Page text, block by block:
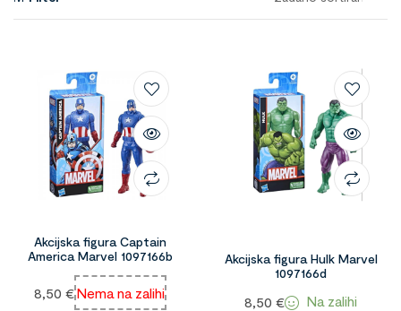
Akcijska figura Captain
America Marvel 1097166b
8,50 €Nema na zalihi
Akcijska figura Hulk Marvel
1097166d
8,50€ Na zalihi